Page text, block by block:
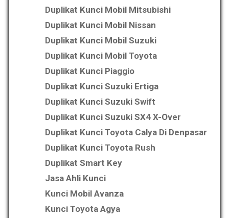
Duplikat Kunci Mobil Mitsubishi
Duplikat Kunci Mobil Nissan
Duplikat Kunci Mobil Suzuki
Duplikat Kunci Mobil Toyota
Duplikat Kunci Piaggio
Duplikat Kunci Suzuki Ertiga
Duplikat Kunci Suzuki Swift
Duplikat Kunci Suzuki SX4 X-Over
Duplikat Kunci Toyota Calya Di Denpasar
Duplikat Kunci Toyota Rush
Duplikat Smart Key
Jasa Ahli Kunci
Kunci Mobil Avanza
Kunci Toyota Agya